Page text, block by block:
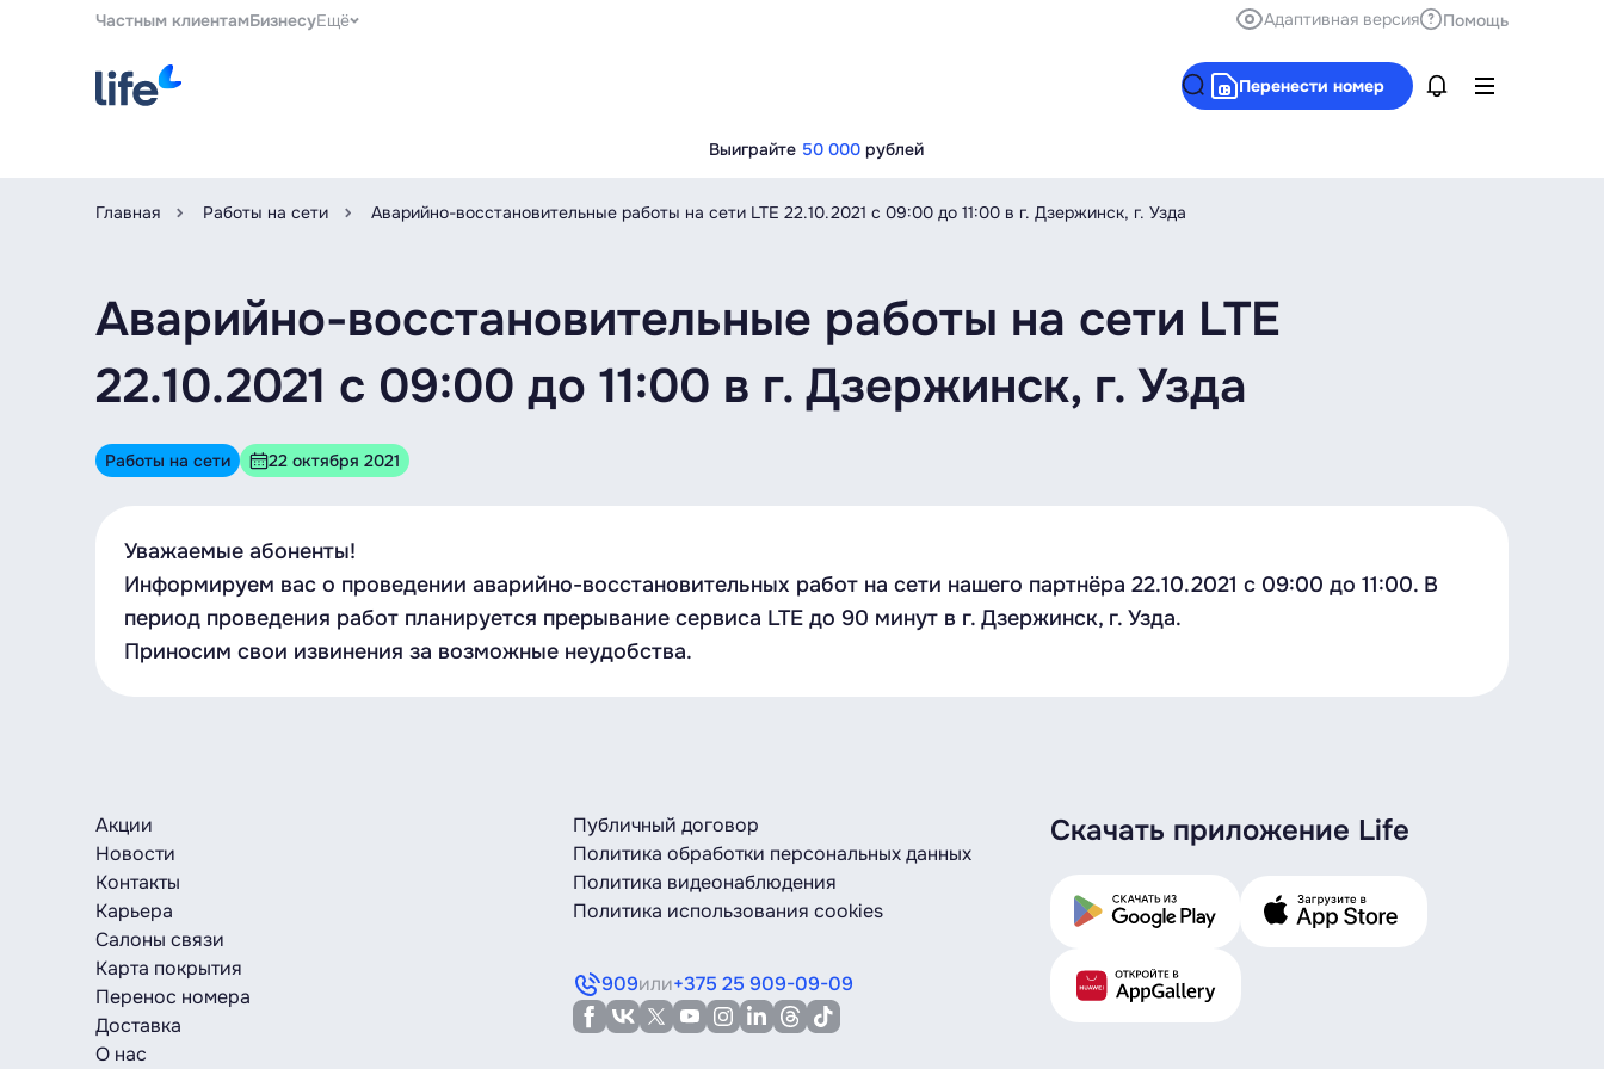
Частным клиентамБизнесуЕщё Адаптивная версия Помощь
Перенести номер
Выиграйте 50 000 рублей
Главная Работы на сети Аварийно-восстановительные работы на сети LTE 22.10.2021 с 09:00 до 11:00 в г. Дзержинск, г. Узда
Аварийно-восстановительные работы на сети LTE
22.10.2021 с 09:00 до 11:00 в г. Дзержинск, г. Узда
Работы на сети 22 октября 2021
Уважаемые абоненты!
Информируем вас о проведении аварийно-восстановительных работ на сети нашего партнёра 22.10.2021 с 09:00 до 11:00. В
период проведения работ планируется прерывание сервиса LTE до 90 минут в г. Дзержинск, г. Узда.
Приносим свои извинения за возможные неудобства.
Акции
Новости
Контакты
Карьера
Салоны связи
Карта покрытия
Перенос номера
Доставка
О нас
Публичный договор
Политика обработки персональных данных
Политика видеонаблюдения
Политика использования cookies
909или+375 25 909-09-09
Скачать приложение Life